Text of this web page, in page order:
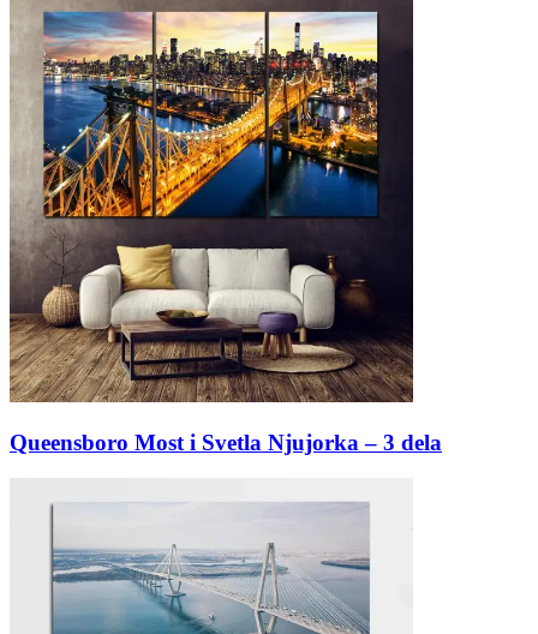
Queensboro Most i Svetla Njujorka – 3 dela